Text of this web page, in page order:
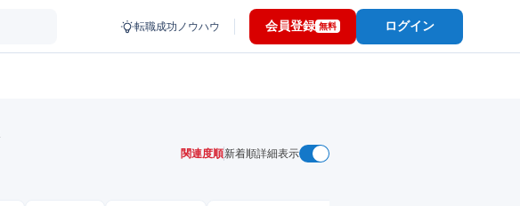
転職成功ノウハウ 会員登録 無料 ログイン
関連度順新着順詳細表示